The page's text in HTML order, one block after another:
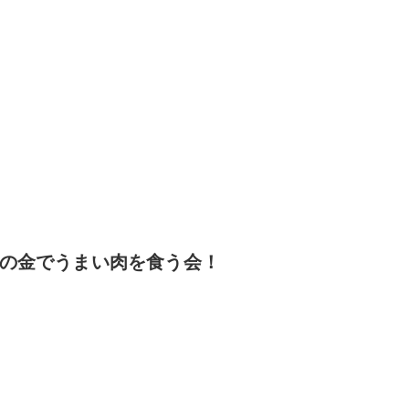
金でうまい肉を食う会！